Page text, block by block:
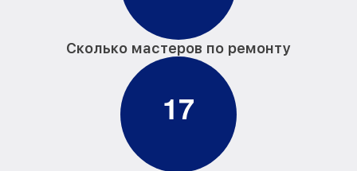
Сколько мастеров по ремонту
17